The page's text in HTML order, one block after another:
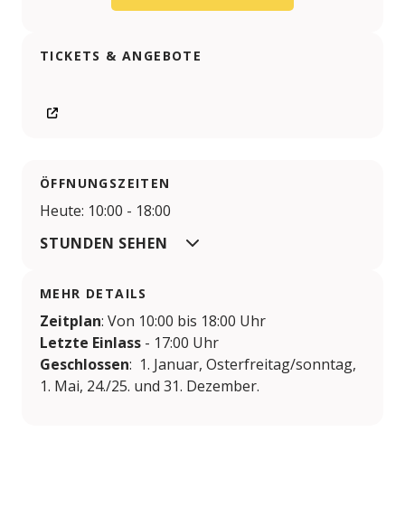
TICKETS & ANGEBOTE
ÖFFNUNGSZEITEN
Heute: 10:00 - 18:00
STUNDEN SEHEN
MEHR DETAILS
Zeitplan: Von 10:00 bis 18:00 Uhr
Letzte Einlass - 17:00 Uhr
Geschlossen: 1. Januar, Osterfreitag/sonntag,
1. Mai, 24./25. und 31. Dezember.